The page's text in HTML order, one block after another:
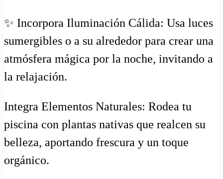
✨ Incorpora Iluminación Cálida: Usa luces
sumergibles o a su alrededor para crear una
atmósfera mágica por la noche, invitando a
la relajación.
Integra Elementos Naturales: Rodea tu
piscina con plantas nativas que realcen su
belleza, aportando frescura y un toque
orgánico.